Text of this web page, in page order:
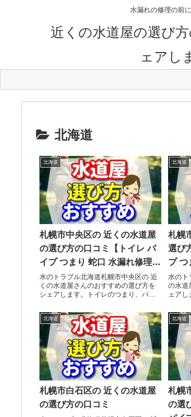
水漏れの修理の前
近くの水道屋の選び
ェアし
北海道
北海道
札幌市中央区の 近くの水道屋
の選び方の口コミ【トイレ パ
イプ つまり 蛇口 水漏れ修理の
前にチェックすることをシェ
アします。】
水のトラブル北海道札幌市中央区の 近
くの水道屋さんのおすすめの選び方を
シェアします。トイレのつまり、パイ
ヒビ割れて、そのヒビ割れ部分から水
漏れの水のトラブルで、焦ってポスト
に入っている 近くの水道屋さんに慌...
北海道
札幌
選び
プ つ
前に
アし
水のト
の水道
ェアし
ビ割れ
れの
入っ
北海道
札幌市白石区の 近くの水道屋
の選び方の口コミ
北海道
札幌
の選